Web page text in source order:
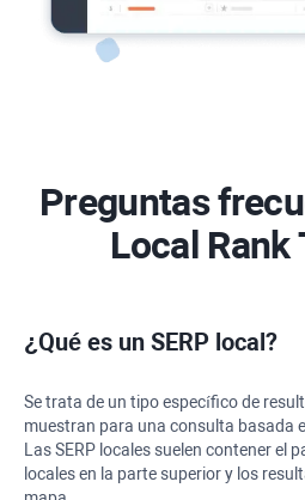
Preguntas
Local Rank
¿Qué es un SERP local?
Se trata de un tipo específico de
muestran para una consulta basada
Las SERP locales suelen contener el
locales en la parte superior y los